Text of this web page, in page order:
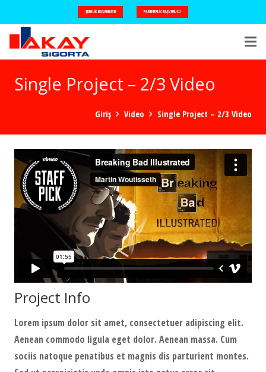
ŞUBELIK BAŞVURUSU PARTNERLIK BAŞVURUSU
Single Project – 2/3 Video
Giriş Video Single Project – 2/3 Video
Project Info
Lorem ipsum dolor sit amet, consectetuer adipiscing elit.
Aenean commodo ligula eget dolor. Aenean massa. Cum
sociis natoque penatibus et magnis dis parturient montes.